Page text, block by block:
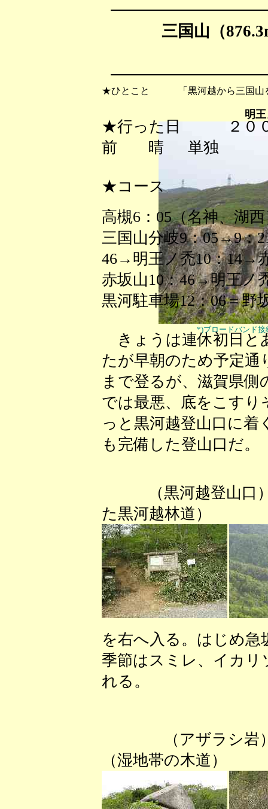
三国山（
★ひとこと 「黒河越から三国山を
明
*)ブロードバンド接
★行った日 ２００
前 晴 単独
★コース
高槻6：05（名神、湖
三国山分岐9：05→9：
46→明王ノ禿10：14→
赤坂山10：46→明王ノ
黒河駐車場12：06＝野
きょうは連休初日と
たが早朝のため予定通
まで登るが、滋賀県
では最悪、底をこす
っと黒河越登山口に着
も完備した登山口だ。
（黒河越登山
た黒河越林道）
を右へ入る。はじめ
季節はスミレ、イカ
れる。
（アザ
（湿地帯の木道）